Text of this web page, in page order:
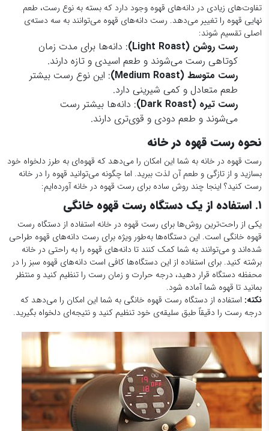
تفاوت‌های زیادی در دانه‌های قهوه وجود دارد که بسته به نوع رست، طعم
نهایی قهوه را تغییر می‌دهد. رست دانه‌های قهوه می‌توانند به سه دسته‌ی
اصلی تقسیم شوند:
رست روشن (Light Roast)
: دانه‌ها برای مدت زمان
کوتاهی رست می‌شوند و طعم اسیدی و تازه دارند.
رست متوسط (Medium Roast)
: این نوع رست بیشتر
طعم متعادل و کمی شیرینی دارد.
رست تیره (Dark Roast)
: دانه‌ها بیشتر رست
می‌شوند و طعم دودی و قوی‌تری دارند.
نحوه رست قهوه در خانه
رست قهوه در خانه به شما این امکان را می‌دهد که قهوه‌ای به طرز دلخواه خود
بسازید و از تازگی و طعم آن لذت ببرید. اما چگونه می‌توانید قهوه را در خانه
رست کنید؟ اینجا چند روش ساده برای رست قهوه در خانه آورده‌ایم:
1. استفاده از یک دستگاه رست قهوه خانگی
یکی از راحت‌ترین روش‌ها برای رست قهوه در خانه استفاده از دستگاه رست
قهوه خانگی است. این دستگاه‌ها به‌طور ویژه برای رست دانه‌های قهوه طراحی
شده‌اند و می‌توانند به شما کمک کنند تا دانه‌های قهوه را به راحتی در خانه
برشته کنید. برای استفاده از این دستگاه‌ها کافی است دانه‌های قهوه سبز را در
محفظه دستگاه قرار دهید، درجه حرارت و زمان رست را تنظیم کنید و منتظر
بمانید تا قهوه شما آماده شود.
نکته: استفاده از دستگاه رست قهوه خانگی به شما این امکان را می‌دهد که
درجه رست را دقیقاً طبق سلیقه‌ی خود تنظیم کنید و نتیجه‌ای دلخواه بگیرید.